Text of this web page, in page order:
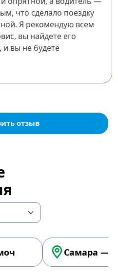
что сделало поездку
Я рекомендую всем
вы найдете его
вы не будете
отзыв
Самара —